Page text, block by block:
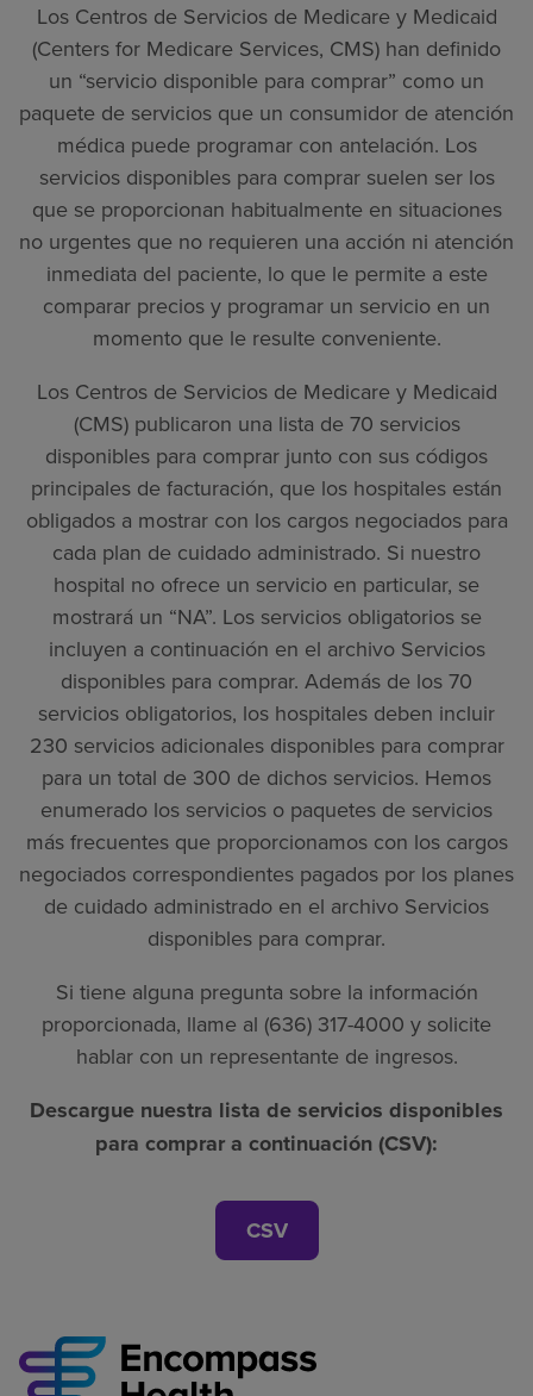
Los Centros de Servicios de Medicare y Medicaid
(Centers for Medicare Services, CMS) han definido
un “servicio disponible para comprar” como un
paquete de servicios que un consumidor de atención
médica puede programar con antelación. Los
servicios disponibles para comprar suelen ser los
que se proporcionan habitualmente en situaciones
no urgentes que no requieren una acción ni atención
inmediata del paciente, lo que le permite a este
comparar precios y programar un servicio en un
momento que le resulte conveniente.
Los Centros de Servicios de Medicare y Medicaid
(CMS) publicaron una lista de 70 servicios
disponibles para comprar junto con sus códigos
principales de facturación, que los hospitales están
obligados a mostrar con los cargos negociados para
cada plan de cuidado administrado. Si nuestro
hospital no ofrece un servicio en particular, se
mostrará un “NA”. Los servicios obligatorios se
incluyen a continuación en el archivo Servicios
disponibles para comprar. Además de los 70
servicios obligatorios, los hospitales deben incluir
230 servicios adicionales disponibles para comprar
para un total de 300 de dichos servicios. Hemos
enumerado los servicios o paquetes de servicios
más frecuentes que proporcionamos con los cargos
negociados correspondientes pagados por los planes
de cuidado administrado en el archivo Servicios
disponibles para comprar.
Si tiene alguna pregunta sobre la información
proporcionada, llame al (636) 317-4000 y solicite
hablar con un representante de ingresos.
Descargue nuestra lista de servicios disponibles
para comprar a continuación (CSV):
CSV